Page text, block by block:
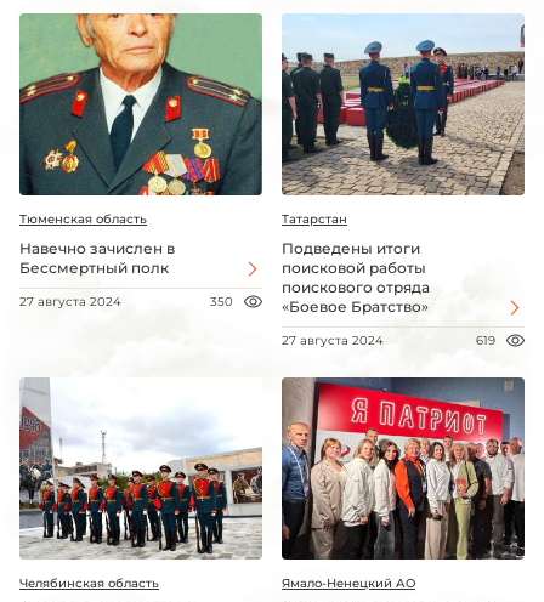
Тюменская область
Навечно зачислен в
Бессмертный полк
27 августа 2024 350
Татарстан
Подведены итоги
поисковой работы
поискового отряда
«Боевое Братство»
27 августа 2024 619
Челябинская область Ямало-Ненецкий АО